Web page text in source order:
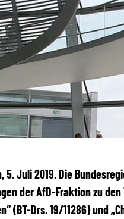
5. Juli 2019. Die
der AfD-Fraktion zu
(BT-Drs. 19/11286) und